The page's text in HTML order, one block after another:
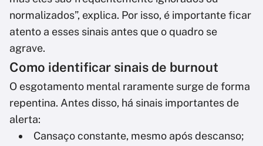
normalizados”, explica. Por isso, é importante ficar
atento a esses sinais antes que o quadro se
agrave.
Como identificar sinais de burnout
O esgotamento mental raramente surge de forma
repentina. Antes disso, há sinais importantes de
alerta:
Cansaço constante, mesmo após descanso;